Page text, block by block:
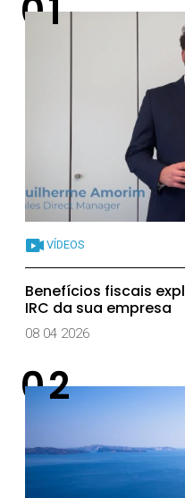
VÍDEOS
Benefícios fiscais
IRC da sua empresa
08 04 2026